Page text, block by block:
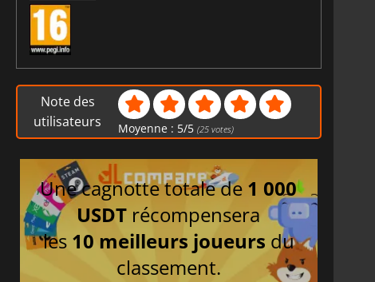
Note des
utilisateurs
Moyenne : 5/5 (25 votes)
Une cagnotte totale de 1 000
USDT récompensera
les 10 meilleurs joueurs du
classement.